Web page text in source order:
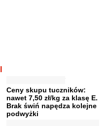
Ceny skupu tuczników:
nawet 7,50 zł/kg za klasę E.
Brak świń napędza kolejne
podwyżki